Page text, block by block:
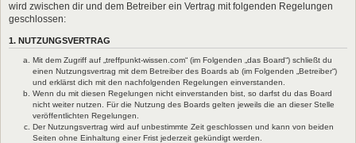
wird zwischen dir und dem Betreiber ein Vertrag mit folgenden Regelungen
geschlossen:
1. NUTZUNGSVERTRAG
Mit dem Zugriff auf „treffpunkt-wissen.com“ (im Folgenden „das Board“) schließt du
einen Nutzungsvertrag mit dem Betreiber des Boards ab (im Folgenden „Betreiber“)
und erklärst dich mit den nachfolgenden Regelungen einverstanden.
Wenn du mit diesen Regelungen nicht einverstanden bist, so darfst du das Board
nicht weiter nutzen. Für die Nutzung des Boards gelten jeweils die an dieser Stelle
veröffentlichten Regelungen.
Der Nutzungsvertrag wird auf unbestimmte Zeit geschlossen und kann von beiden
Seiten ohne Einhaltung einer Frist jederzeit gekündigt werden.